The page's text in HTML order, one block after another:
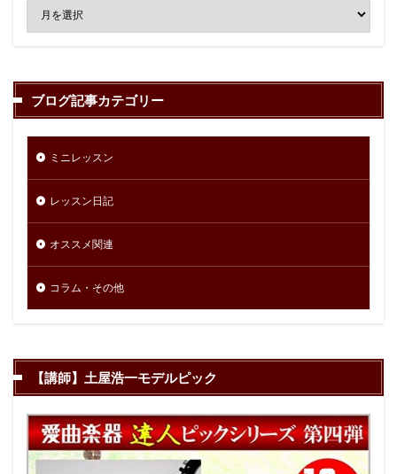
ブログ記事カテゴリー
ミニレッスン
レッスン日記
オススメ関連
コラム・その他
【講師】土屋浩一モデルピック